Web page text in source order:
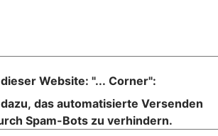
Website: "... Corner":
das automatisierte Versenden
Spam-Bots zu verhindern.